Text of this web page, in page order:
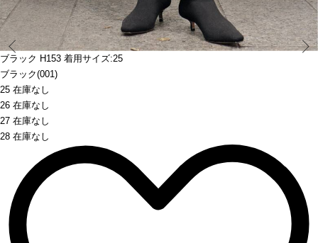
ブラック H153 着用サイズ:25
ブラック(001)
25 在庫なし
26 在庫なし
27 在庫なし
28 在庫なし
Prev